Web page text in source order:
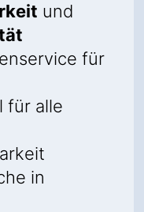
und
für
für alle
in